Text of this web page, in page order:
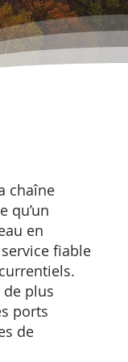
chaîne
qu’un
en
fiable
plus
ports
de